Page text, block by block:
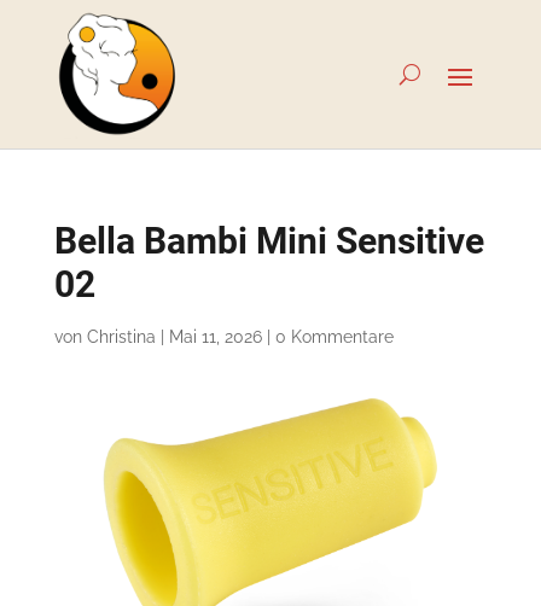
Bella Bambi Mini Sensitive
02
von Christina Mai 11, 2026| 0 Kommentare